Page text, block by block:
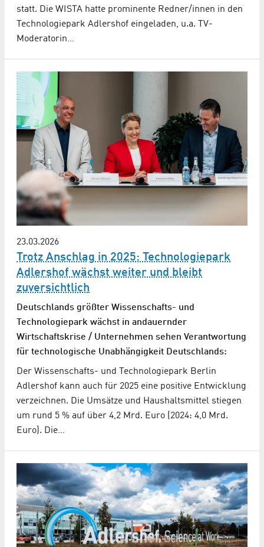
statt. Die WISTA hatte prominente Redner/innen in den
Technologiepark Adlershof eingeladen, u.a. TV-
Moderatorin…
23.03.2026
Trotz Anschlag in 2025: Technologiepark
Adlershof wächst weiter und bleibt
zuversichtlich
Deutschlands größter Wissenschafts- und
Technologiepark wächst in andauernder
Wirtschaftskrise / Unternehmen sehen Verantwortung
für technologische Unabhängigkeit Deutschlands:
Der Wissenschafts- und Technologiepark Berlin
Adlershof kann auch für 2025 eine positive Entwicklung
verzeichnen. Die Umsätze und Haushaltsmittel stiegen
um rund 5 % auf über 4,2 Mrd. Euro (2024: 4,0 Mrd.
Euro). Die…